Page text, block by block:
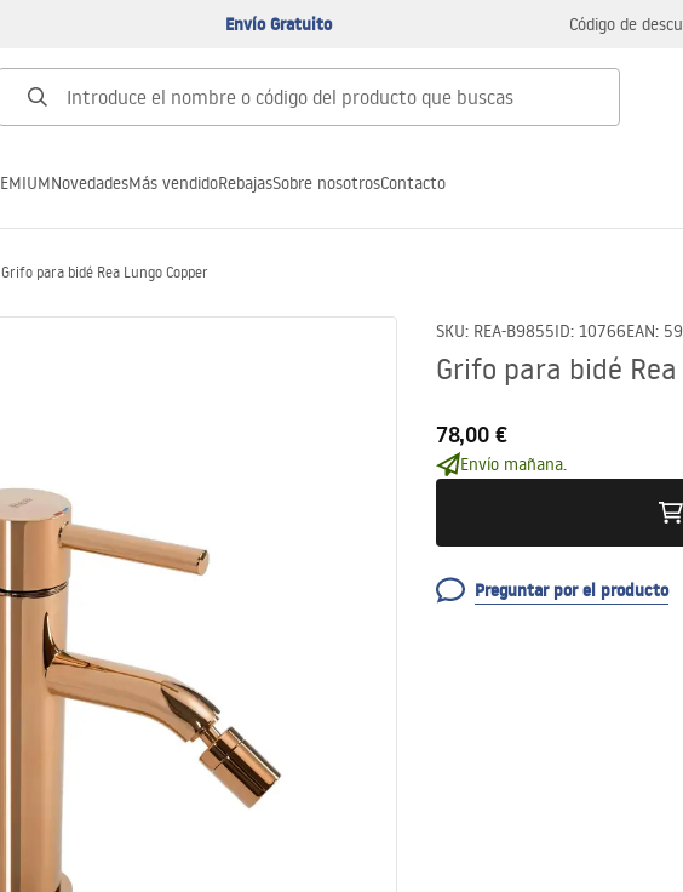
Envío Gratuito Código de
NovedadesMás vendidoRebajasSobre nosotrosContacto
Grifo para bidé Rea Lungo Copper
SKU: REA-B9855ID: 10766EAN:
Grifo para bidé
78,00 €
Envío mañana.
Preguntar por el producto